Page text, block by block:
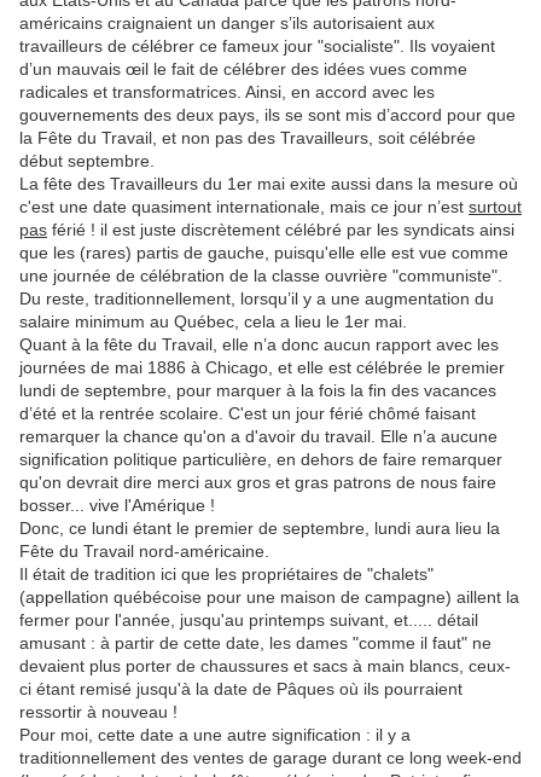
américains craignaient un danger s’ils autorisaient aux
travailleurs de célébrer ce fameux jour "socialiste". Ils voyaient
d’un mauvais œil le fait de célébrer des idées vues comme
radicales et transformatrices. Ainsi, en accord avec les
gouvernements des deux pays, ils se sont mis d’accord pour que
la Fête du Travail, et non pas des Travailleurs, soit célébrée
début septembre.
La fête des Travailleurs du 1er mai exite aussi dans la mesure où
c'est une date quasiment internationale, mais ce jour n’est surtout
pas férié ! il est juste discrètement célébré par les syndicats ainsi
que les (rares) partis de gauche, puisqu'elle elle est vue comme
une journée de célébration de la classe ouvrière "communiste".
Du reste, traditionnellement, lorsqu’il y a une augmentation du
salaire minimum au Québec, cela a lieu le 1er mai.
Quant à la fête du Travail, elle n’a donc aucun rapport avec les
journées de mai 1886 à Chicago, et elle est célébrée le premier
lundi de septembre, pour marquer à la fois la fin des vacances
d’été et la rentrée scolaire. C'est un jour férié chômé faisant
remarquer la chance qu'on a d'avoir du travail. Elle n’a aucune
signification politique particulière, en dehors de faire remarquer
qu'on devrait dire merci aux gros et gras patrons de nous faire
bosser... vive l'Amérique !
Donc, ce lundi étant le premier de septembre, lundi aura lieu la
Fête du Travail nord-américaine.
Il était de tradition ici que les propriétaires de "chalets"
(appellation québécoise pour une maison de campagne) aillent la
fermer pour l'année, jusqu'au printemps suivant, et..... détail
amusant : à partir de cette date, les dames "comme il faut" ne
devaient plus porter de chaussures et sacs à main blancs, ceux-
ci étant remisé jusqu'à la date de Pâques où ils pourraient
ressortir à nouveau !
Pour moi, cette date a une autre signification : il y a
traditionnellement des ventes de garage durant ce long week-end